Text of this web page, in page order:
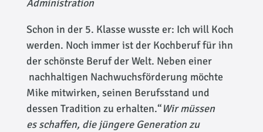
Administration
Schon in der 5. Klasse wusste er: Ich will Koch
werden. Noch immer ist der Kochberuf für ihn
der schönste Beruf der Welt. Neben einer
nachhaltigen Nachwuchsförderung möchte
Mike mitwirken, seinen Berufsstand und
dessen Tradition zu erhalten.“Wir müssen
es schaffen, die jüngere Generation zu